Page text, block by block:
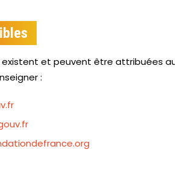
et peuvent être attribuées
: